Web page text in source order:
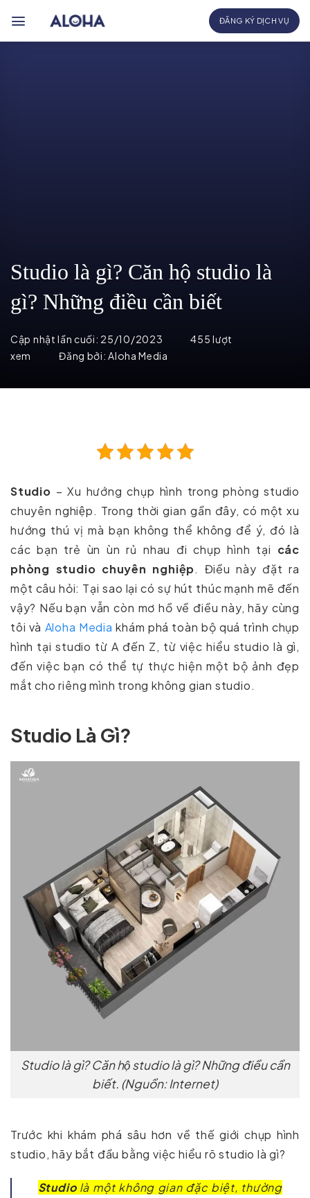
qua
ĐĂNG KÝ DỊCH VỤ
Studio là gì? Căn hộ studio là
gì? Những điều cần biết
Cập nhật lần cuối: 25/10/2023
455 lượt
xem
Đăng bởi:Aloha Media
Studio – Xu hướng chụp hình trong phòng studio
chuyên nghiệp. Trong thời gian gần đây, có một xu
hướng thú vị mà bạn không thể không để ý, đó là
các bạn trẻ ùn ùn rủ nhau đi chụp hình tại các
phòng studio chuyên nghiệp. Điều này đặt ra
một câu hỏi: Tại sao lại có sự hút thúc mạnh mẽ đến
vậy? Nếu bạn vẫn còn mơ hồ về điều này, hãy cùng
tôi và Aloha Media khám phá toàn bộ quá trình chụp
hình tại studio từ A đến Z, từ việc hiểu studio là gì,
đến việc bạn có thể tự thực hiện một bộ ảnh đẹp
mắt cho riêng mình trong không gian studio.
Studio Là Gì?
Studio là gì? Căn hộ studio là gì? Những điều cần
biết. (Nguồn: Internet)
Trước khi khám phá sâu hơn về thế giới chụp hình
studio, hãy bắt đầu bằng việc hiểu rõ studio là gì?
Studiolà một không gian đặc biệt, thường